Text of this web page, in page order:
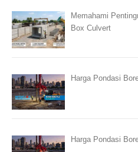
Memahami
Box Culvert
Harga Pondasi
Harga Pondasi